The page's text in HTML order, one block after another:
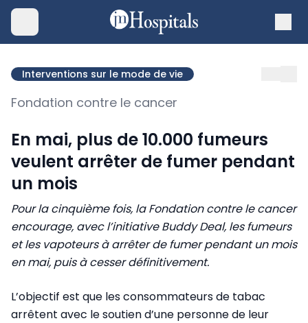
Interventions sur le mode de vie
Fondation contre le cancer
En mai, plus de 10.000 fumeurs
veulent arrêter de fumer pendant
un mois
Pour la cinquième fois, la Fondation contre le cancer
encourage, avec l’initiative Buddy Deal, les fumeurs
et les vapoteurs à arrêter de fumer pendant un mois
en mai, puis à cesser définitivement.
L’objectif est que les consommateurs de tabac
arrêtent avec le soutien d’une personne de leur